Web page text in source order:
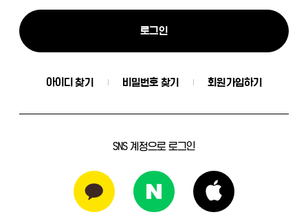
로그인
아이디 찾기 비밀번호 찾기 회원가입하기
SNS 계정으로 로그인